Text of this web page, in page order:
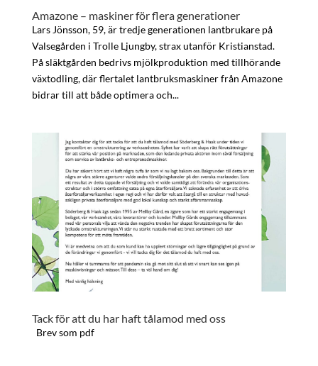
Amazone – maskiner för flera generationer
Lars Jönsson, 59, är tredje generationen lantbrukare på
Valsegården i Trolle Ljungby, strax utanför Kristianstad.
På släktgården bedrivs mjölkproduktion med tillhörande
växtodling, där flertalet lantbruksmaskiner från Amazone
bidrar till att både optimera och...
Tack för att du har haft tålamod med oss
Brev som pdf